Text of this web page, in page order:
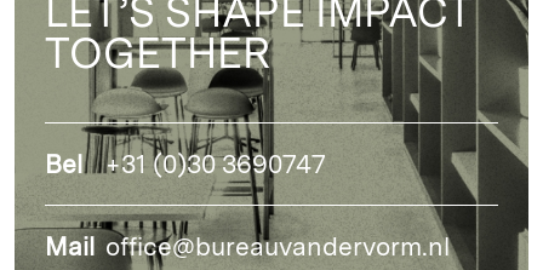
LET’S SHAPE IMPACT
TOGETHER
Bel +31 (0)30 3690747
Mail office@bureauvandervorm.nl